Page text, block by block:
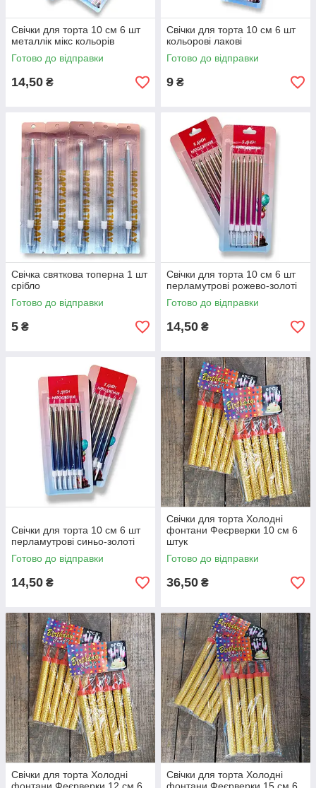
Свічки для торта 10 см 6 шт
металлік мікс кольорів
Готово до відправки
14,50 ₴
Свічки для торта 10 см 6 шт
кольорові лакові
Готово до відправки
9 ₴
Свічка святкова топерна 1 шт
срібло
Готово до відправки
5 ₴
Свічки для торта 10 см 6 шт
перламутрові рожево-золоті
Готово до відправки
14,50 ₴
Свічки для торта 10 см 6 шт
перламутрові синьо-золоті
Готово до відправки
14,50 ₴
Свічки для торта Холодні
фонтани Феєрверки 10 см 6
штук
Готово до відправки
36,50 ₴
Свічки для торта Холодні
Свічки для торта Холодні